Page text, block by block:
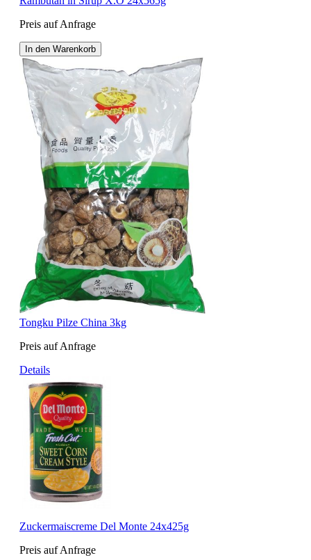
Preis auf Anfrage
In den Warenkorb
Tongku Pilze China 3kg
Preis auf Anfrage
Details
Zuckermaiscreme Del Monte 24x425g
Preis auf Anfrage